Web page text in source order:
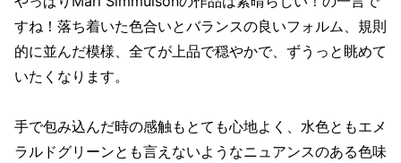
すね！落ち着いた色合いとバランスの良いフォルム、規則
的に並んだ模様、全てが上品で穏やかで、ずうっと眺めて
いたくなります。
手で包み込んだ時の感触もとても心地よく、水色ともエメ
ラルドグリーンとも言えないようなニュアンスのある色味